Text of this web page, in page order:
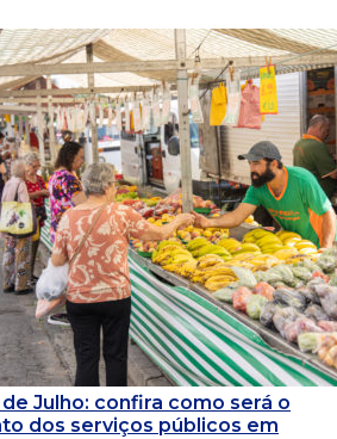
Julho: confira como será o
dos serviços públicos em